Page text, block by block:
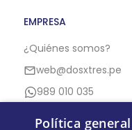
EMPRESA
¿Quiénes somos?
web@dosxtres.pe
989 010 035
Política